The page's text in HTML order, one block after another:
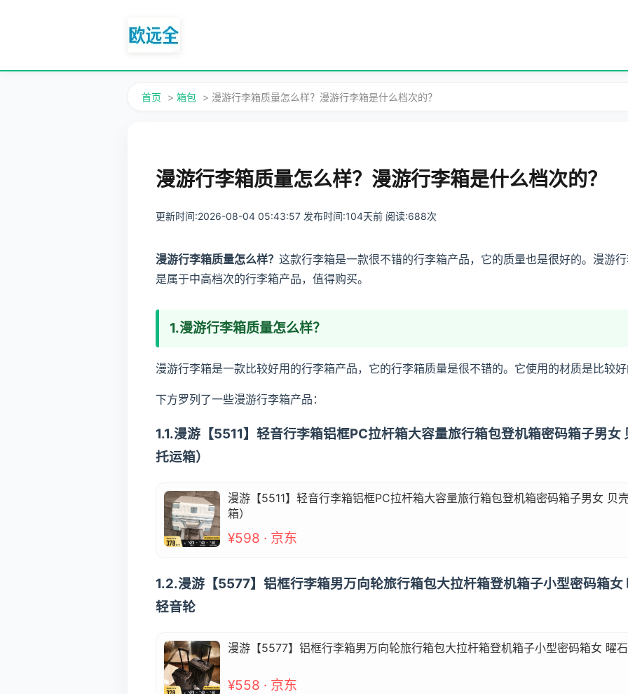
首页 > 箱包 > 漫游行李箱质量怎么样？漫游行李箱是什么档次的？
漫游行李箱质量怎么样？漫游行李箱是什么档次的？
更新时间:2026-08-04 05:43:57 发布时间:104天前 阅读:688次
漫游行李箱质量怎么样？ 这款行李箱是一款很不错的行李箱产品，它的质量也是很好的。漫游
是属于中高档次的行李箱产品，值得购买。
1.漫游行李箱质量怎么样？
漫游行李箱是一款比较好用的行李箱产品，它的行李箱质量是很不错的。它使用的材质是比较
下方罗列了一些漫游行李箱产品：
1.1.漫游【5511】轻音行李箱铝框PC拉杆箱大容量旅行箱包登机箱密码箱子男
托运箱）
漫游【5511】轻音行李箱铝框PC拉杆箱大容量旅行箱包登机箱密码箱子男女 贝
箱）
¥598 · 京东
1.2.漫游【5577】铝框行李箱男万向轮旅行箱包大拉杆箱登机箱子小型密码箱
轻音轮
漫游【5577】铝框行李箱男万向轮旅行箱包大拉杆箱登机箱子小型密码箱女 曜
¥558 · 京东